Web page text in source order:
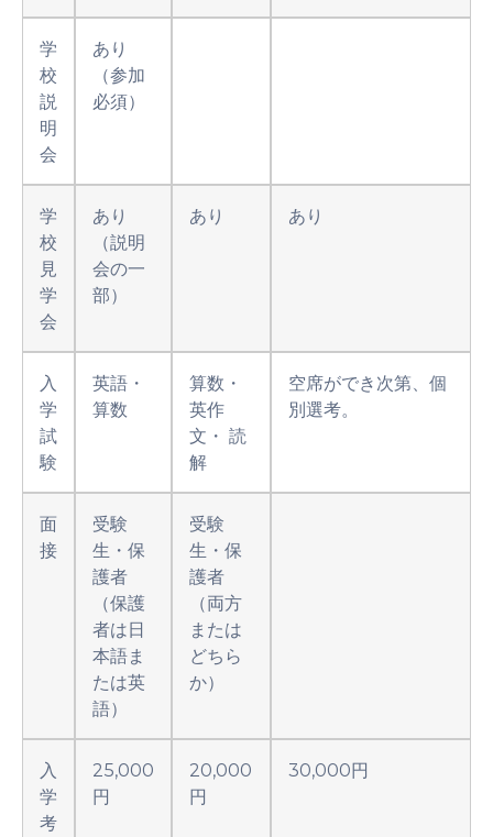
学
校
説
明
会
あり
（参加
必須）
学
校
見
学
会
あり
（説明
会の一
部）
あり あり
入
学
試
験
英語・
算数
算数・
英作
文・ 読
解
空席ができ次第、個
別選考。
面
接
受験
生・保
護者
（保護
者は日
本語ま
たは英
語）
受験
生・保
護者
（両方
または
どちら
か）
入
学
考
25,000
円
20,000
円
30,000円